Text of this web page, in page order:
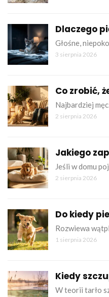
Dlaczego
Głośne,
3 sierpnia 2026
Co zrobić,
Najbardziej
2 sierpnia 2026
Jakiego
Jeśli w domu
2 sierpnia 2026
Do kiedy
Rozwiewa
1 sierpnia 2026
Kiedy
W teorii tarło